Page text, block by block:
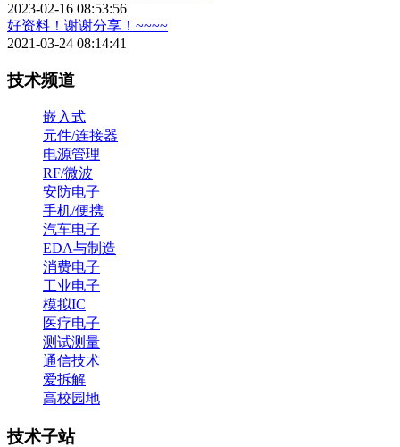
2023-02-16 08:53:56
好资料！谢谢分享！~~~~
2021-03-24 08:14:41
技术频道
嵌入式
元件/连接器
电源管理
RF/微波
安防电子
手机/便携
汽车电子
EDA与制造
消费电子
工业电子
模拟IC
医疗电子
测试测量
通信技术
爱拆解
高校园地
技术子站